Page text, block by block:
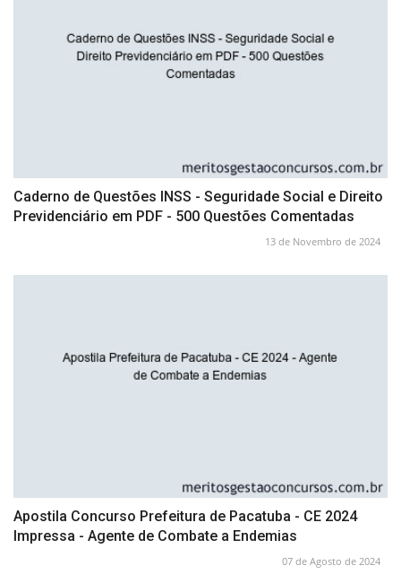
Caderno de Questões INSS - Seguridade Social e Direito
Previdenciário em PDF - 500 Questões Comentadas
13 de Novembro de 2024
Apostila Concurso Prefeitura de Pacatuba - CE 2024
Impressa - Agente de Combate a Endemias
07 de Agosto de 2024